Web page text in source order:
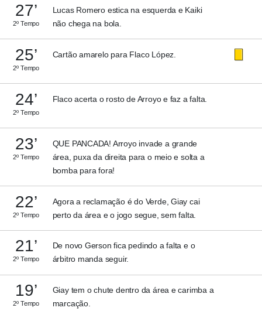
27’
2º Tempo
Lucas Romero estica na esquerda e Kaiki
não chega na bola.
25’
2º Tempo
Cartão amarelo para Flaco López.
24’
2º Tempo
Flaco acerta o rosto de Arroyo e faz a falta.
23’
2º Tempo
QUE PANCADA! Arroyo invade a grande
área, puxa da direita para o meio e solta a
bomba para fora!
22’
2º Tempo
Agora a reclamação é do Verde, Giay cai
perto da área e o jogo segue, sem falta.
21’
2º Tempo
De novo Gerson fica pedindo a falta e o
árbitro manda seguir.
19’
2º Tempo
Giay tem o chute dentro da área e carimba a
marcação.